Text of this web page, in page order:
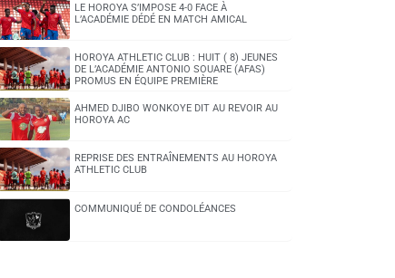
LE HOROYA S’IMPOSE 4-0 FACE À
L’ACADÉMIE DÉDÉ EN MATCH AMICAL
HOROYA ATHLETIC CLUB : HUIT ( 8) JEUNES
DE L’ACADÉMIE ANTONIO SOUARE (AFAS)
PROMUS EN ÉQUIPE PREMIÈRE
AHMED DJIBO WONKOYE DIT AU REVOIR AU
HOROYA AC
REPRISE DES ENTRAÎNEMENTS AU HOROYA
ATHLETIC CLUB
COMMUNIQUÉ DE CONDOLÉANCES